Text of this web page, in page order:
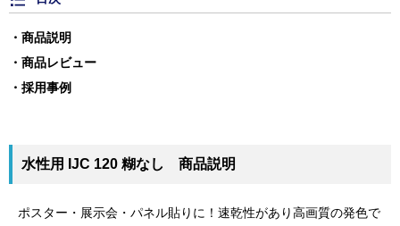
商品説明
商品レビュー
採用事例
水性用 IJC 120 糊なし 商品説明
ポスター・展示会・パネル貼りに！速乾性があり高画質の発色で